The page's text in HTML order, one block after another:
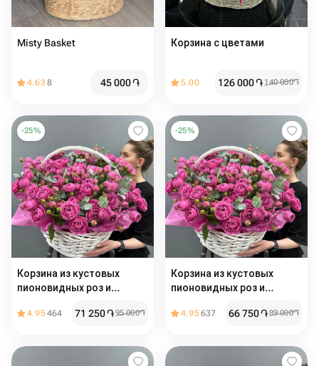
Misty Basket
4.638 45 000֏
Корзина с цветами
5.00 126 000֏ 140 000֏
-25%
Корзина из кустовых
пионовидных роз и
4.95464 71 250֏95 000֏
-25%
Корзина из кустовых
пионовидных роз и
4.95637 66 750֏89 000֏